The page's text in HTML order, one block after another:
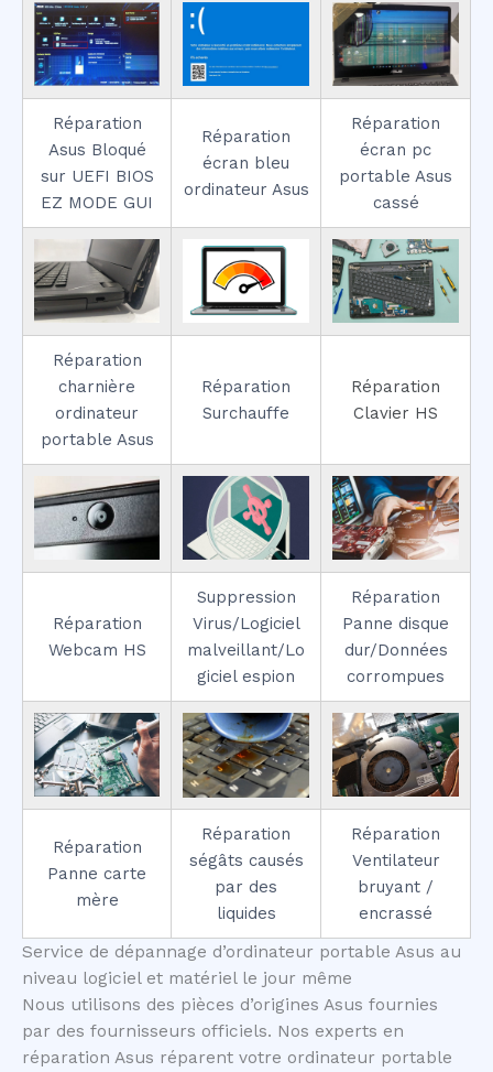
Réparation
Asus Bloqué
sur UEFI BIOS
EZ MODE GUI
Réparation
écran bleu
ordinateur Asus
Réparation
écran pc
portable Asus
cassé
Réparation
charnière
ordinateur
portable Asus
Réparation
Surchauffe
Réparation
Clavier HS
Réparation
Webcam HS
Suppression
Virus/Logiciel
malveillant/Lo
giciel espion
Réparation
Panne disque
dur/Données
corrompues
Réparation
Panne carte
mère
Réparation
ségâts causés
par des
liquides
Réparation
Ventilateur
bruyant /
encrassé
Service de dépannage d’ordinateur portable Asus au
niveau logiciel et matériel le jour même
Nous utilisons des pièces d’origines Asus fournies
par des fournisseurs officiels. Nos experts en
réparation Asus réparent votre ordinateur portable